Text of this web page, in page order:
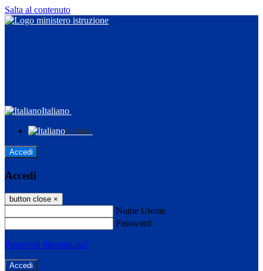
Salta al contenuto
Italiano
Italiano
Accedi
Accedi
button close ×
Nome Utente
Password
Password dimenticata?